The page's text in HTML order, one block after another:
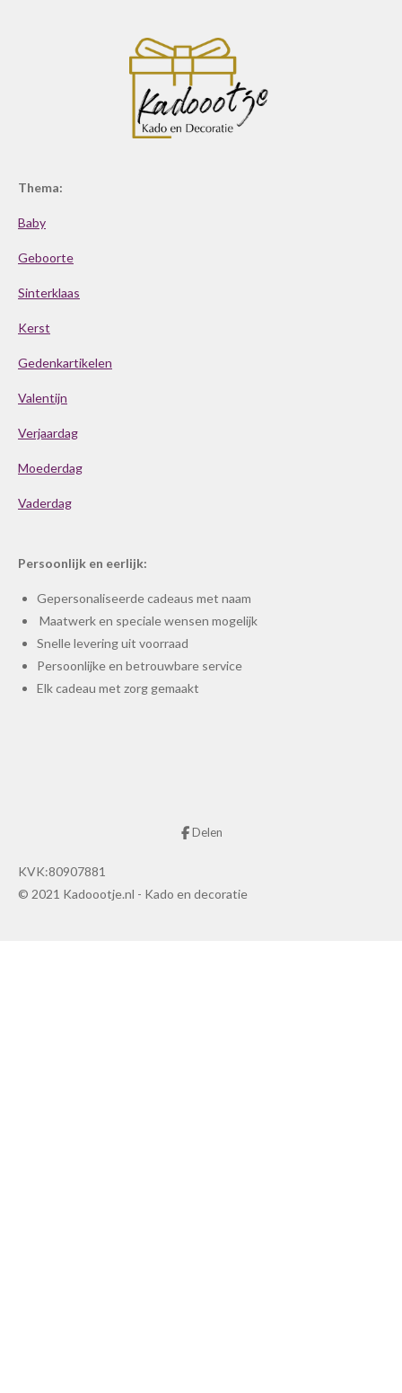
Thema:
Baby
Geboorte
Sinterklaas
Kerst
Gedenkartikelen
Valentijn
Verjaardag
Moederdag
Vaderdag
Persoonlijk en eerlijk:
Gepersonaliseerde cadeaus met naam
Maatwerk en speciale wensen mogelijk
Snelle levering uit voorraad
Persoonlijke en betrouwbare service
Elk cadeau met zorg gemaakt
Delen
KVK:80907881
© 2021 Kadoootje.nl - Kado en decoratie